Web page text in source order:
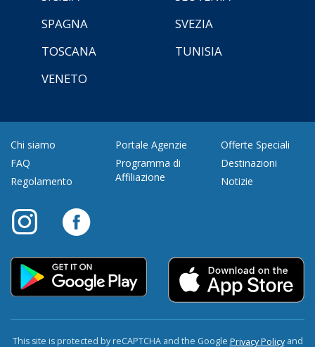
SPAGNA
SVEZIA
TOSCANA
TUNISIA
VENETO
Chi siamo
FAQ
Regolamento
Portale Agenzie
Programma di
Affiliazione
Offerte Speciali
Destinazioni
Notizie
This site is protected by reCAPTCHA and the Google Privacy Policyand